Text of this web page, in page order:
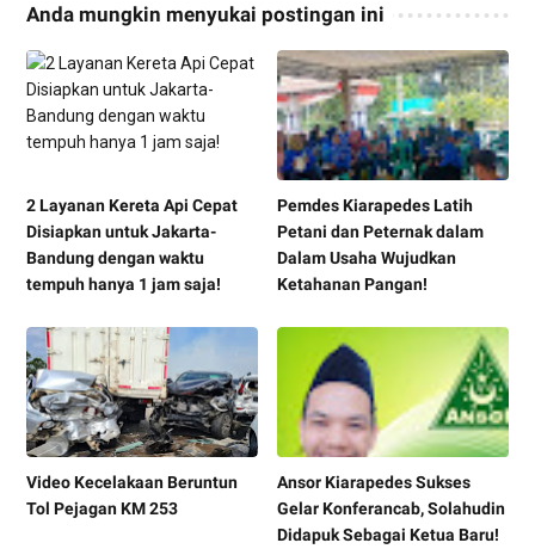
Anda mungkin menyukai postingan ini
2 Layanan Kereta Api Cepat
Disiapkan untuk Jakarta-
Bandung dengan waktu
tempuh hanya 1 jam saja!
Pemdes Kiarapedes Latih
Petani dan Peternak dalam
Dalam Usaha Wujudkan
Ketahanan Pangan!
Video Kecelakaan Beruntun
Tol Pejagan KM 253
Ansor Kiarapedes Sukses
Gelar Konferancab, Solahudin
Didapuk Sebagai Ketua Baru!